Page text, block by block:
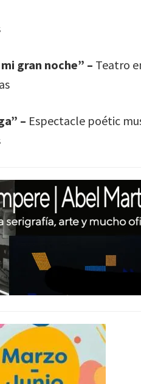
gran noche” – Teatro
– Espectacle poétic